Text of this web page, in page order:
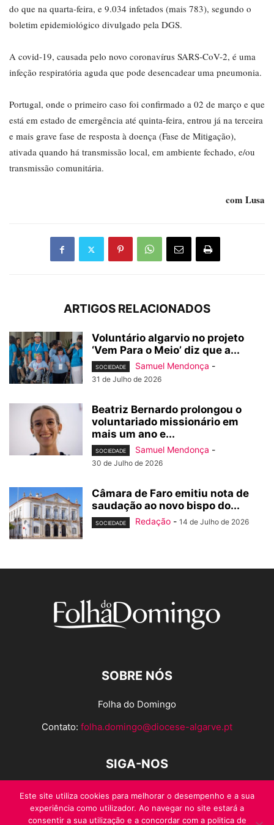
do que na quarta-feira, e 9.034 infetados (mais 783), segundo o
boletim epidemiológico divulgado pela DGS.
A covid-19, causada pelo novo coronavírus SARS-CoV-2, é uma
infeção respiratória aguda que pode desencadear uma pneumonia.
Portugal, onde o primeiro caso foi confirmado a 02 de março e que
está em estado de emergência até quinta-feira, entrou já na terceira
e mais grave fase de resposta à doença (Fase de Mitigação),
ativada quando há transmissão local, em ambiente fechado, e/ou
transmissão comunitária.
com Lusa
ARTIGOS RELACIONADOS
Voluntário algarvio no projeto
‘Vem Para o Meio’ diz que a...
SOCIEDADE Samuel Mendonça -
31 de Julho de 2026
Beatriz Bernardo prolongou o
voluntariado missionário em
mais um ano e...
SOCIEDADE Samuel Mendonça -
30 de Julho de 2026
Câmara de Faro emitiu nota de
saudação ao novo bispo do...
SOCIEDADE Redação - 14 de Julho de 2026
SOBRE NÓS
Folha do Domingo
Contato: folha.domingo@diocese-algarve.pt
SIGA-NOS
Este site utiliza cookies para melhorar o desempenho e a sua
experiência como utilizador. Ao navegar no site estará a
consentir a sua utilização e a concordar com a politica de